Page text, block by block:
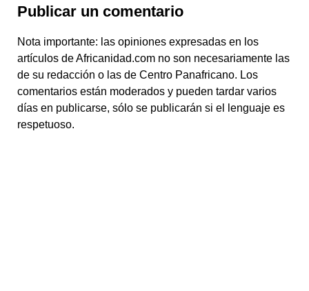
Publicar un comentario
Nota importante: las opiniones expresadas en los
artículos de Africanidad.com no son necesariamente las
de su redacción o las de Centro Panafricano. Los
comentarios están moderados y pueden tardar varios
días en publicarse, sólo se publicarán si el lenguaje es
respetuoso.